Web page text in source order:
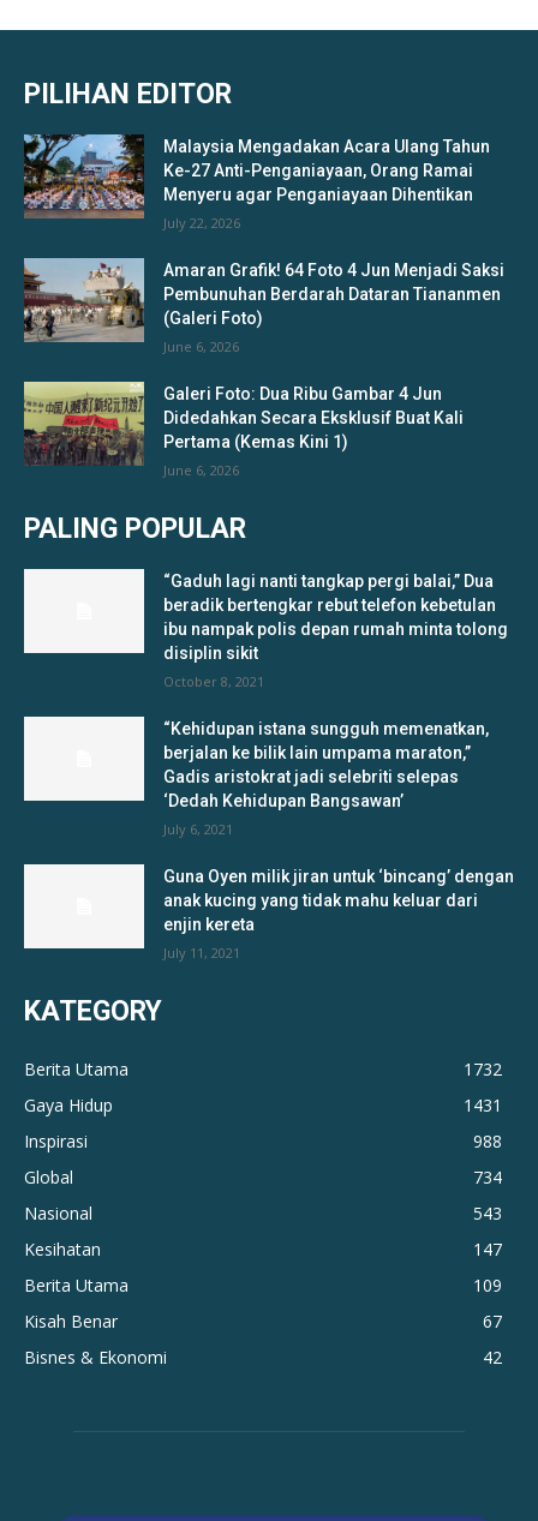
PILIHAN EDITOR
Malaysia Mengadakan Acara Ulang Tahun
Ke-27 Anti-Penganiayaan, Orang Ramai
Menyeru agar Penganiayaan Dihentikan
July 22, 2026
Amaran Grafik! 64 Foto 4 Jun Menjadi Saksi
Pembunuhan Berdarah Dataran Tiananmen
(Galeri Foto)
June 6, 2026
Galeri Foto: Dua Ribu Gambar 4 Jun
Didedahkan Secara Eksklusif Buat Kali
Pertama (Kemas Kini 1)
June 6, 2026
PALING POPULAR
“Gaduh lagi nanti tangkap pergi balai,” Dua
beradik bertengkar rebut telefon kebetulan
ibu nampak polis depan rumah minta tolong
disiplin sikit
October 8, 2021
“Kehidupan istana sungguh memenatkan,
berjalan ke bilik lain umpama maraton,”
Gadis aristokrat jadi selebriti selepas
‘Dedah Kehidupan Bangsawan’
July 6, 2021
Guna Oyen milik jiran untuk ‘bincang’ dengan
anak kucing yang tidak mahu keluar dari
enjin kereta
July 11, 2021
KATEGORY
Berita Utama
1732
Gaya Hidup
1431
Inspirasi
988
Global
734
Nasional
543
Kesihatan
147
Berita Utama
109
Kisah Benar
67
Bisnes & Ekonomi
42